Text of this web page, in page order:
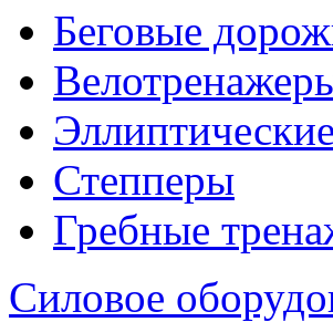
Беговые
Степперы
Гребные
Силовое